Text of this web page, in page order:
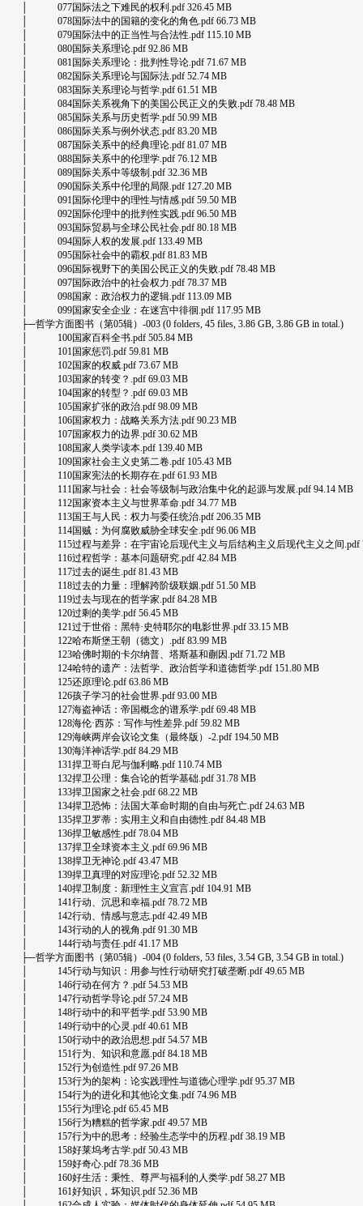
│ 077国际法之下难民的权利.pdf 326.45 MB
│ 078国际法中的国籍的变化的角色.pdf 66.73 MB
│ 079国际法中的正当性与合法性.pdf 115.10 MB
│ 080国际关系理论.pdf 92.86 MB
│ 081国际关系理论：批判性导论.pdf 71.67 MB
│ 082国际关系理论与国际法.pdf 52.74 MB
│ 083国际关系理论与哲学.pdf 61.51 MB
│ 084国际关系视角下的美国公民正义的失败.pdf 78.48 MB
│ 085国际关系与历史哲学.pdf 50.99 MB
│ 086国际关系与例外状态.pdf 83.20 MB
│ 087国际关系中的经典理论.pdf 81.07 MB
│ 088国际关系中的伦理学.pdf 76.12 MB
│ 089国际关系中等级制.pdf 32.36 MB
│ 090国际关系中伦理的局限.pdf 127.20 MB
│ 091国际伦理中的理性与情感.pdf 59.50 MB
│ 092国际伦理中的批判性实践.pdf 96.50 MB
│ 093国际贸易与全球公民社会.pdf 80.18 MB
│ 094国际人权的发展.pdf 133.49 MB
│ 095国际社会中的霸权.pdf 81.83 MB
│ 096国际视野下的美国公民正义的失败.pdf 78.48 MB
│ 097国际政治中的社会权力.pdf 78.37 MB
│ 098国家：政治权力的逻辑.pdf 113.09 MB
│ 099国家安全企业：在迷宫中徘徊.pdf 117.95 MB
├─哲学方面图书（第05辑）-003 (0 folders, 45 files, 3.86 GB, 3.86 GB in total.)
│ 100国家百科全书.pdf 505.84 MB
│ 101国家惩罚.pdf 59.81 MB
│ 102国家的权威.pdf 73.67 MB
│ 103国家的转变？.pdf 69.03 MB
│ 104国家的转型？.pdf 69.03 MB
│ 105国家扩张的政治.pdf 98.09 MB
│ 106国家权力：战略关系方法.pdf 90.23 MB
│ 107国家权力的边界.pdf 30.62 MB
│ 108国家人类学读本.pdf 139.40 MB
│ 109国家社会主义史第二卷.pdf 105.43 MB
│ 110国家宪法的长期存在.pdf 61.93 MB
│ 111国家与社会：社会等级制与政治集中化的起源与发展.pdf 94.14 MB
│ 112国家资本主义与世界革命.pdf 34.77 MB
│ 113国王与人民：权力与委任统治.pdf 206.35 MB
│ 114国贼：为何腐败威胁全球安全.pdf 96.06 MB
│ 115过程与差异：在宇宙论后现代主义与后结构主义后现代主义之间.pdf
│ 116过程哲学：基本问题研究.pdf 42.84 MB
│ 117过去的诞生.pdf 81.43 MB
│ 118过去的力量：理解跨阶级联姻.pdf 51.50 MB
│ 119过去与现在的哲学家.pdf 84.28 MB
│ 120过剩的美学.pdf 56.45 MB
│ 121过于世俗：黑特·史特耶尔的电影世界.pdf 33.15 MB
│ 122哈布斯堡王朝（德文）.pdf 83.99 MB
│ 123哈佛时期的卡尔纳普、塔斯基和蒯因.pdf 71.72 MB
│ 124哈特的遗产：法哲学、政治哲学和道德哲学.pdf 151.80 MB
│ 125还原理论.pdf 63.86 MB
│ 126孩子学习的社会世界.pdf 93.00 MB
│ 127海盗神话：帝国概念的谱系学.pdf 69.48 MB
│ 128海伦·西苏：写作与性差异.pdf 59.82 MB
│ 129海峡两岸会议论文集（最终版）-2.pdf 194.50 MB
│ 130海洋神话学.pdf 84.29 MB
│ 131捍卫哥白尼与伽利略.pdf 110.74 MB
│ 132捍卫公理：集合论的哲学基础.pdf 31.78 MB
│ 133捍卫国家之社会.pdf 68.22 MB
│ 134捍卫恐怖：法国大革命时期的自由与死亡.pdf 24.63 MB
│ 135捍卫罗蒂：实用主义和自由德性.pdf 84.48 MB
│ 136捍卫敏感性.pdf 78.04 MB
│ 137捍卫全球资本主义.pdf 69.96 MB
│ 138捍卫无神论.pdf 43.47 MB
│ 139捍卫真理的对应理论.pdf 52.32 MB
│ 140捍卫制度：新理性主义宣言.pdf 104.91 MB
│ 141行动、沉思和幸福.pdf 78.72 MB
│ 142行动、情感与意志.pdf 42.49 MB
│ 143行动的人的视角.pdf 91.30 MB
│ 144行动与责任.pdf 41.17 MB
├─哲学方面图书（第05辑）-004 (0 folders, 53 files, 3.54 GB, 3.54 GB in total.)
│ 145行动与知识：用参与性行动研究打破垄断.pdf 49.65 MB
│ 146行动在何方？.pdf 54.53 MB
│ 147行动哲学导论.pdf 57.24 MB
│ 148行动中的和平哲学.pdf 53.90 MB
│ 149行动中的心灵.pdf 40.61 MB
│ 150行动中的政治思想.pdf 54.57 MB
│ 151行为、知识和意愿.pdf 84.18 MB
│ 152行为创造性.pdf 97.26 MB
│ 153行为的架构：论实践理性与道德心理学.pdf 95.37 MB
│ 154行为的进化和其他论文集.pdf 74.96 MB
│ 155行为理论.pdf 65.45 MB
│ 156行为糟糕的哲学家.pdf 49.57 MB
│ 157行为中的思考：经验生态学中的历程.pdf 38.19 MB
│ 158好莱坞考古学.pdf 50.43 MB
│ 159好奇心.pdf 78.36 MB
│ 160好生活：秉性、尊严与福利的人类学.pdf 58.27 MB
│ 161好知识，坏知识.pdf 52.36 MB